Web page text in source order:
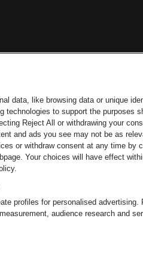
van Stad Antwerp
Ga naar de website van
van Het logo van Aperol
Ga naar de website
Ga naar
data, like browsing data or unique
to support the purposes
Reject All or withdrawing your
and ads you see may not be as
or withdraw consent at any time by
Your choices will have effect
profiles for personalised advertising.
audience research and